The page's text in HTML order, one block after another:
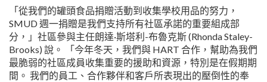
「從我們的罐頭食品捐贈活動到收集學校用品的努力，
SMUD 週一捐贈是我們支持所有社區承諾的重要組成部
分，」社區參與主任朗達·斯塔利-布魯克斯 (Rhonda Staley-
Brooks) 說。 「今年冬天，我們與 HART 合作，幫助為我們
最脆弱的社區成員收集重要的援助和資源，特別是在假期期
間。 我們的員工、合作夥伴和客戶所表現出的壓倒性的奉